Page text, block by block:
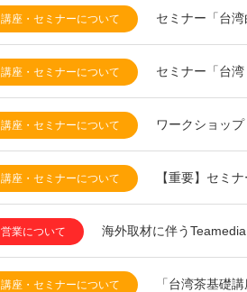
講座・セミナーについて セミナー「台
講座・セミナーについて セミナー「台
講座・セミナーについて ワークショッ
講座・セミナーについて 【重要】セミ
営業について 海外取材に伴う
講座・セミナーについて 「台湾茶基礎